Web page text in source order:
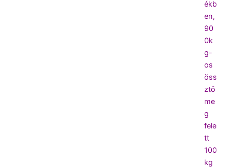
ékb
en,
90
0k
g-
os
öss
ztö
me
g
fele
tt
100
kg